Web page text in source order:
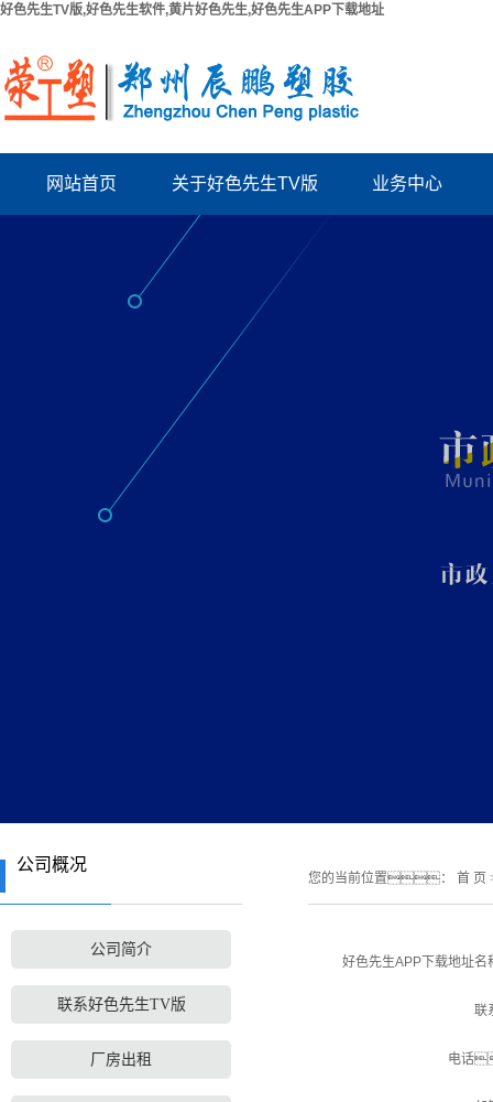
好色先生TV版,好色先生软件,黄片好色先生,好色先生APP下载地址
网站首页 关于好色先生TV版
联系好色先生TV版
厂房出租
资质档案
业务中心
公司概况
公司简介
联系好色先生TV版
厂房出租
您的当前位置： 首 页
好色先生APP下载地址
联
电话